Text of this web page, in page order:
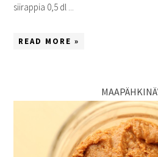
siirappia 0,5 dl ...
READ MORE »